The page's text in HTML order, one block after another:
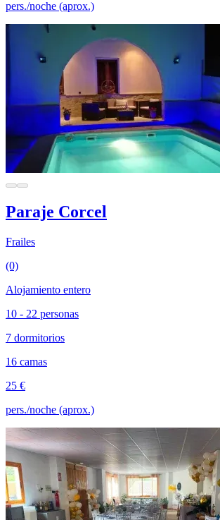
pers./noche (aprox.)
Paraje Corcel
Frailes
(0)
Alojamiento entero
10 - 22 personas
7 dormitorios
16 camas
25 €
pers./noche (aprox.)